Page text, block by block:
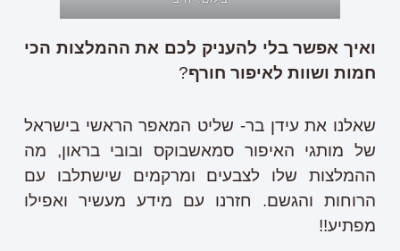
ואיך אפשר בלי להעניק לכם את ההמלצות הכי
חמות ושוות לאיפור חורף?
שאלנו את עידן בר- שליט המאפר הראשי בישראל
של מותגי האיפור סמאשבוקס ובובי בראון, מה
ההמלצות שלו לצבעים ומרקמים שישתלבו עם
הרוחות והגשם. חזרנו עם מידע מעשיר ואפילו
מפתיע!!